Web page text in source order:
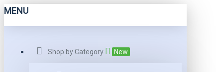
MENU
Shop by Category New